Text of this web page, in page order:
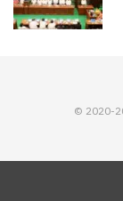
© 2020-